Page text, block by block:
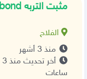
مثبت التربه sand bond
الفلاح
منذ 3 أشهر
أخر تحديث منذ 3
ساعات